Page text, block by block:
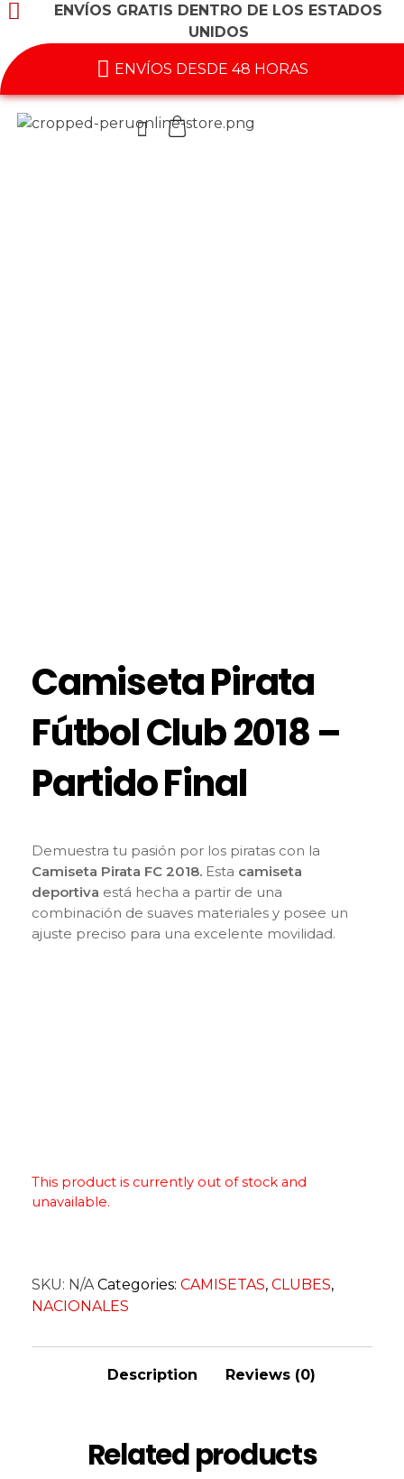
ENVÍOS GRATIS DENTRO DE LOS ESTADOS
UNIDOS
ENVÍOS DESDE 48 HORAS
Camiseta Pirata
Fútbol Club 2018 –
Partido Final
Demuestra tu pasión por los piratas con la
Camiseta Pirata FC 2018. Esta camiseta
deportiva está hecha a partir de una
combinación de suaves materiales y posee un
ajuste preciso para una excelente movilidad.
This product is currently out of stock and
unavailable.
SKU: N/A Categories: CAMISETAS, CLUBES,
NACIONALES
Description Reviews (0)
Related products